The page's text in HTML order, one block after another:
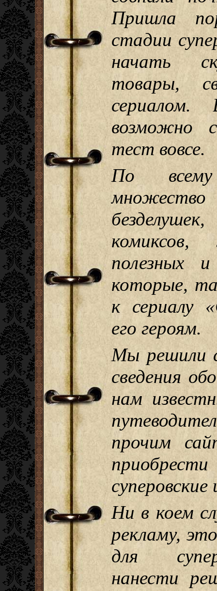
Пришла
стадии
начать
товары,
сериалом.
возможно
тест вовсе.
По
полезных
которые,
к сериалу
его героям.
Мы решили
сведения
нам
прочим
Ни в коем
рекламу,
для
нанести